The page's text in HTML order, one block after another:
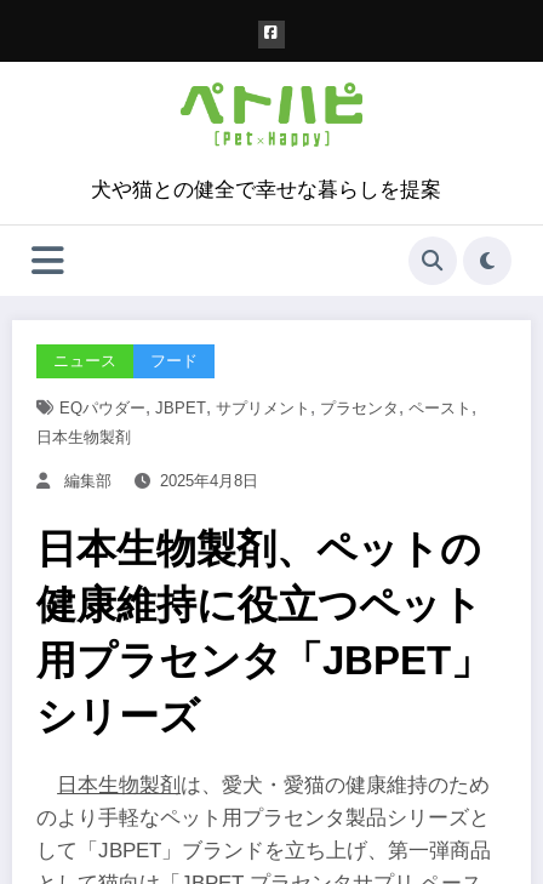
犬や猫との健全で幸せな暮らしを提案
ニュース フード
EQパウダー, JBPET, サプリメント , プラセンタ , ペースト ,
日本生物製剤
編集部 2025年4月8日
日本生物製剤、ペットの
健康維持に役立つペット
用プラセンタ「JBPET」
シリーズ
日本生物製剤 は、愛犬・愛猫の健康維持のため
のより手軽なペット用プラセンタ製品シリーズと
して「JBPET」ブランドを立ち上げ、第一弾商品